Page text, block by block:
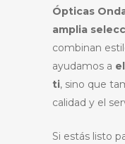
Ópticas
amplia
combinan
ayudamos a
ti, sino que
calidad y el
Si estás listo